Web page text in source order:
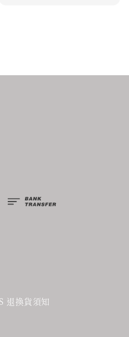
退換貨須知